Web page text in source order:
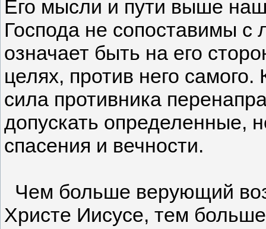
Его мысли и пути выше
Господа не сопоставимы с
означает быть на его
целях, против него
сила противника
допускать определенные,
спасения и вечности.
Чем больше верующий
Христе Иисусе, тем